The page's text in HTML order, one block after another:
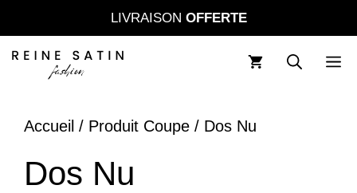
au
contenu
LIVRAISON OFFERTE
Accueil / Produit Coupe / Dos Nu
Dos Nu